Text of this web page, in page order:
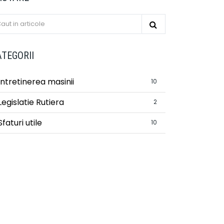
masinii 10
Rutiera 2
utile 10